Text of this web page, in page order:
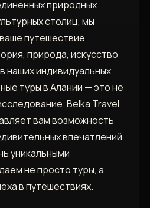
природных
столиц, мы
путешествие
природа, искусство
наших индивидуальных
туры в Алании — это не
Belka Travel
вам возможность
впечатлений,
уникальными
не просто туры, а
в путешествиях.